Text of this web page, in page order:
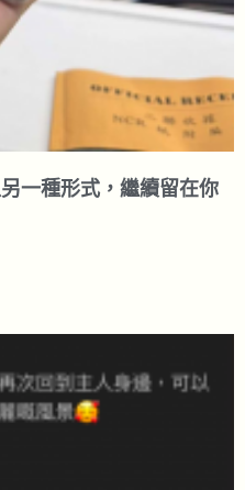
一種形式，繼續留在你